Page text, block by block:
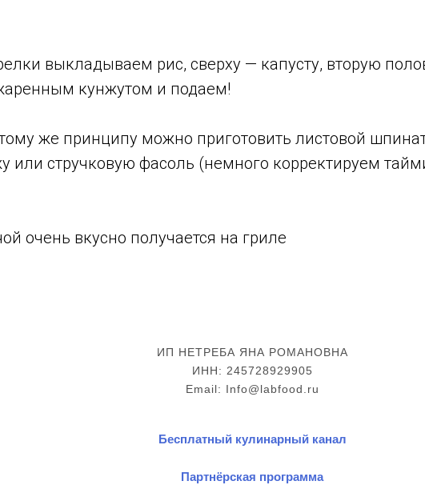
выкладываем рис, сверху — капусту, вторую
кунжутом и подаем!
же принципу можно приготовить листовой
или стручковую фасоль (немного корректируем
очень вкусно получается на гриле
ИП НЕТРЕБА ЯНА РОМАНОВНА
ИНН: 245728929905
Email: Info@labfood.ru
Бесплатный кулинарный канал
Партнёрская программа